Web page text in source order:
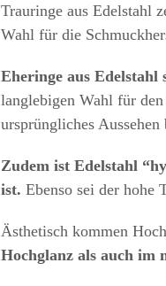
Trauringe aus Edelstahl
Wahl für die
Eheringe aus
langlebigen Wahl für
ursprüngliches
Zudem ist Edelstahl
ist. Ebenso sei der hohe
Ästhetisch kommen
Hochglanz als auch im